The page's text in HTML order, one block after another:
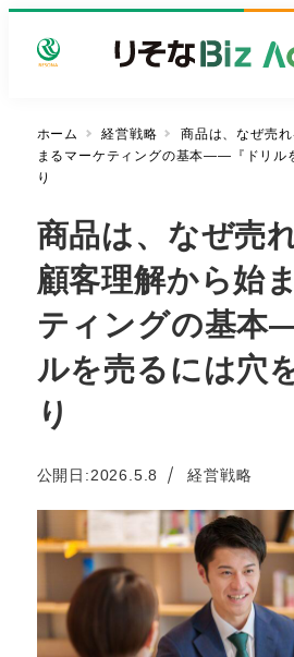
ホーム 経営戦略
商品は、なぜ売
まるマーケティングの基本——『ドリル
り
商品は、なぜ売
顧客理解から始
ティングの基本
ルを売るには穴
り
公開日:
投稿日
2026.5.8 カテゴリー
経営戦略